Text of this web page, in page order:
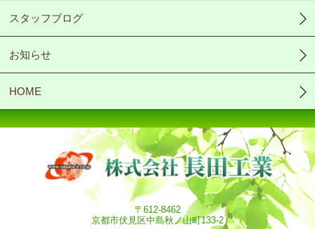
スタッフブログ
お知らせ
HOME
〒612-8462
京都市伏見区中島秋ノ山町133-2